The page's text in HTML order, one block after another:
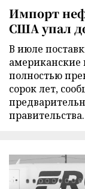
Импорт
США упал
В июле
полностью
сорок лет,
правительства.